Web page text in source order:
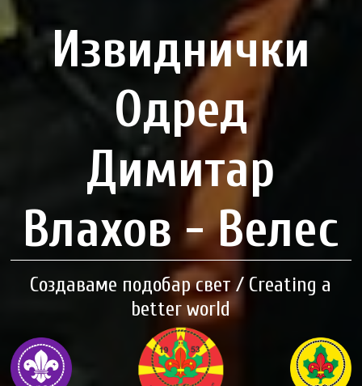
Извиднички
Одред
Димитар
Влахов - Велес
Создаваме подобар свет / Creating a
better world